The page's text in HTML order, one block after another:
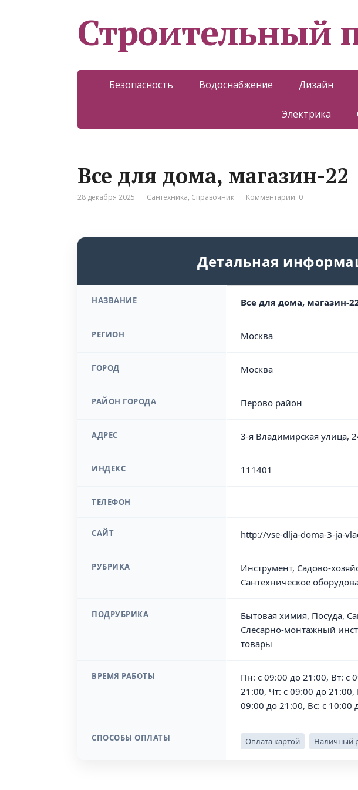
Строительный
Безопасность Водоснабжение Дизайн
Электрика
Все для дома, магазин-22
28 декабря 2025 Сантехника, Справочник Комментарии: 0
Детальная
НАЗВАНИЕ Все для дома, магазин-
РЕГИОН Москва
ГОРОД Москва
РАЙОН ГОРОДА Перово район
АДРЕС 3-я Владимирская улица,
ИНДЕКС 111401
ТЕЛЕФОН
САЙТ http://vse-dlja-doma-3-ja-
РУБРИКА
Инструмент, Садово-
Сантехническое
ПОДРУБРИКА
Бытовая химия, Посуда,
Слесарно-монтажный
товары
ВРЕМЯ РАБОТЫ
Пн: с 09:00 до 21:00, Вт: с
21:00, Чт: с 09:00 до
09:00 до 21:00, Вс: с 10:00
СПОСОБЫ ОПЛАТЫ Оплата картой Наличный